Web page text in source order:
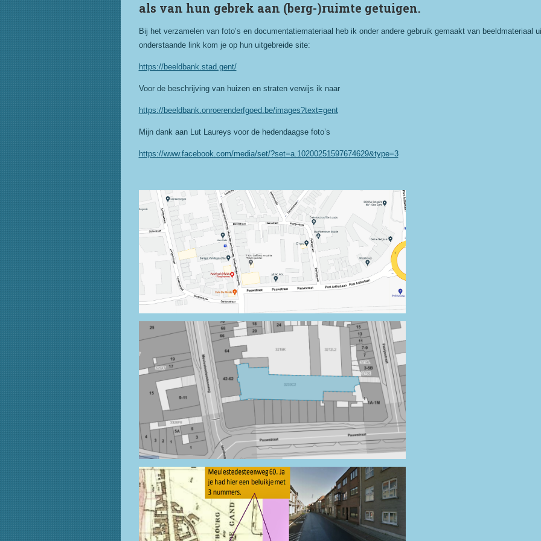
als van hun gebrek aan (berg-)ruimte getuigen.
Bij het verzamelen van foto’s en documentatiemateriaal heb ik onder andere gebruik gemaakt van beeldmateriaal
onderstaande link kom je op hun uitgebreide site:
https://beeldbank.stad.gent/
Voor de beschrijving van huizen en straten verwijs ik naar
https://beeldbank.onroerenderfgoed.be/images?text=gent
Mijn dank aan Lut Laureys voor de hedendaagse foto’s
https://www.facebook.com/media/set/?set=a.10200251597674629&type=3